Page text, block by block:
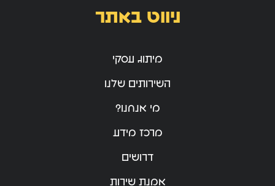
ניווט באתר
מיתוג עסקי
השירותים שלנו
מי אנחנו?
מרכז מידע
דרושים
אמנת שירות